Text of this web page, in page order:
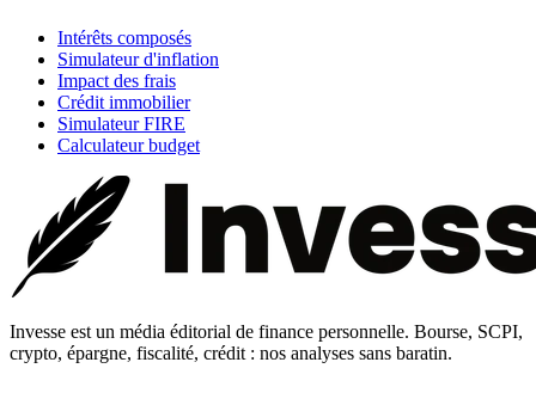
Intérêts composés
Simulateur d'inflation
Impact des frais
Crédit immobilier
Simulateur FIRE
Calculateur budget
Invesse est un média éditorial de finance personnelle. Bourse, SCPI,
crypto, épargne, fiscalité, crédit : nos analyses sans baratin.